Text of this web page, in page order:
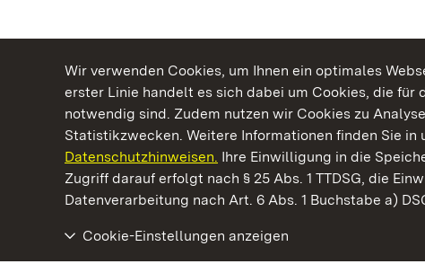
Wir verwenden Cookies, um Ihnen ein optimales
erster Linie handelt es sich dabei um Cookies, die für
notwendig sind. Zudem nutzen wir Cookies zu
Statistikzwecken. Weitere Informationen finden Sie in
Datenschutzhinweisen. Ihre Einwilligung in die
Zugriff darauf erfolgt nach § 25 Abs. 1 TTDSG, die
Datenverarbeitung nach Art. 6 Abs. 1 Buchstabe a)
Cookie-Einstellungen anzeigen
Kommen. Staunen. Genießen.